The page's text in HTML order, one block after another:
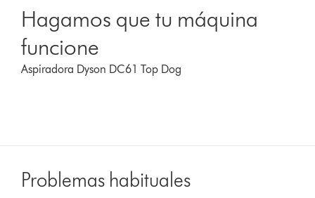
Hagamos que tu máquina
funcione
Aspiradora Dyson DC61 Top Dog
Problemas habituales